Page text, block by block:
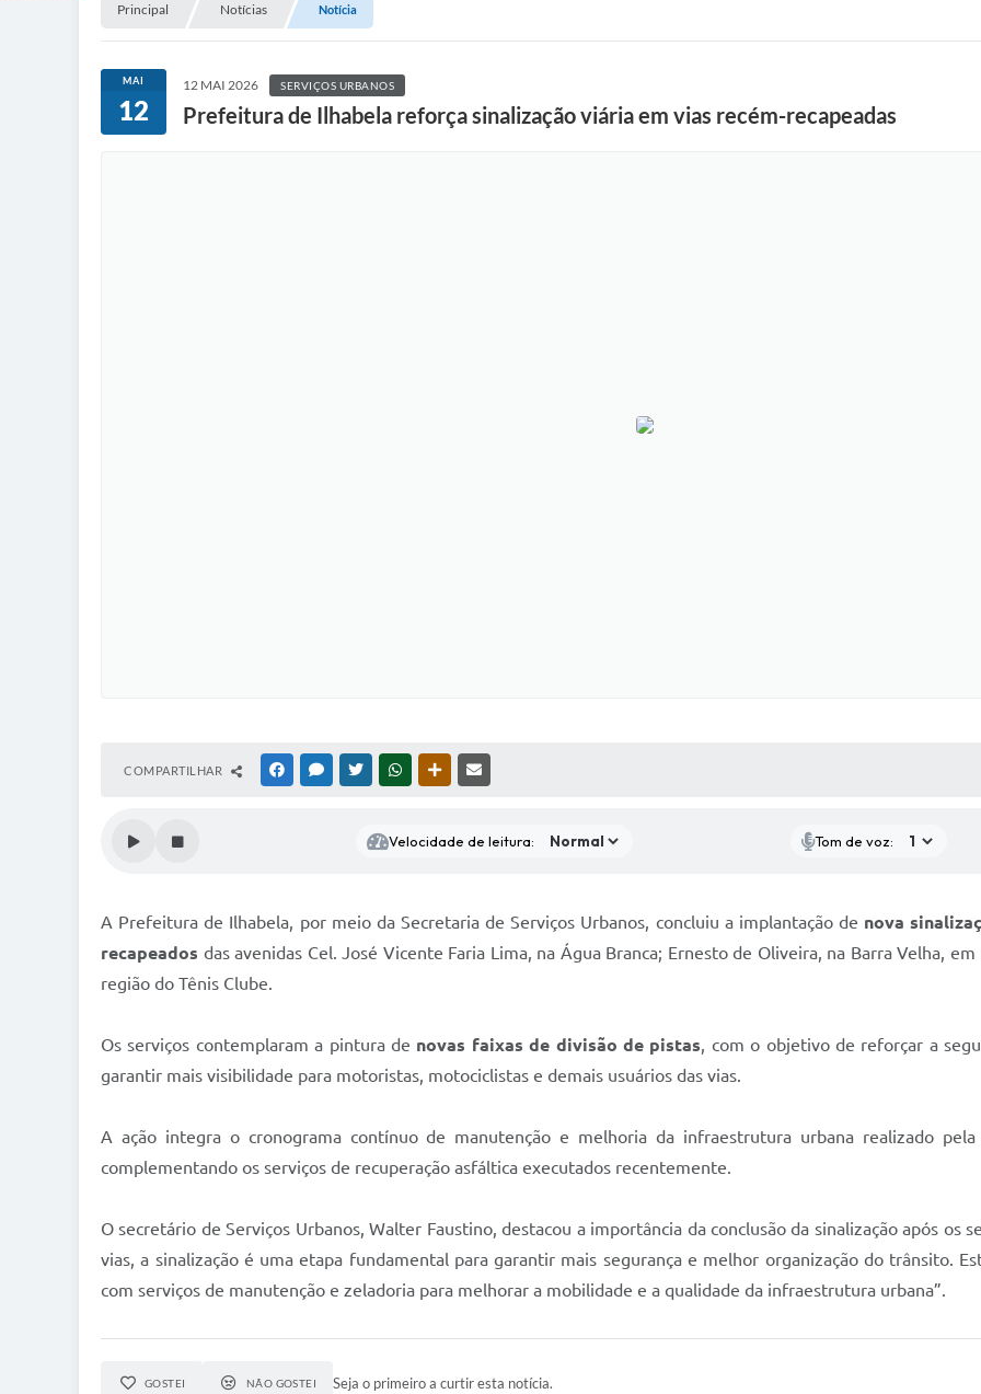
Principal Notícias Notícia
MAI
12
12 MAI 2026 SERVIÇOS URBANOS
Prefeitura de Ilhabela reforça sinalização viária em vias recém-recapeadas
COMPARTILHAR FACEBOOKMESSENGER
TWITTERWHATSAPPOUTRAS MÍDIAS
Velocidade de leitura: Tom de voz:
A Prefeitura de Ilhabela, por meio da Secretaria de Serviços Urbanos, concluiu a implantação de nova
recapeados das avenidas Cel. José Vicente Faria Lima, na Água Branca; Ernesto de Oliveira, na Barra Velha,
região do Tênis Clube.
Os serviços contemplaram a pintura de novas faixas de divisão de pistas, com o objetivo de reforçar a
garantir mais visibilidade para motoristas, motociclistas e demais usuários das vias.
A ação integra o cronograma contínuo de manutenção e melhoria da infraestrutura urbana realizado
complementando os serviços de recuperação asfáltica executados recentemente.
O secretário de Serviços Urbanos, Walter Faustino, destacou a importância da conclusão da sinalização após os
vias, a sinalização é uma etapa fundamental para garantir mais segurança e melhor organização do trânsito.
com serviços de manutenção e zeladoria para melhorar a mobilidade e a qualidade da infraestrutura urbana”.
GOSTEI NÃO GOSTEI Seja o primeiro a curtir esta notícia.